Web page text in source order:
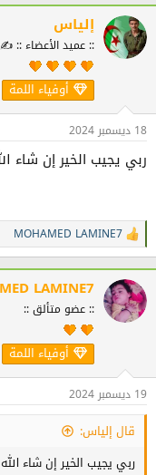
ت
ف
ا
ع
إلياس
:: عميد الأعضاء :: ✍️top5👑
أوفياء اللمة
18 ديسمبر 2024
ربي يجيب الخير إن شاء
ا
ل
ت
ف
ا
ع
MOHAMED LAMINE7
LAMINE7
:: عضو متألق ::
أوفياء اللمة
19 ديسمبر 2024
قال إلياس:
ربي يجيب الخير إن شاء الله